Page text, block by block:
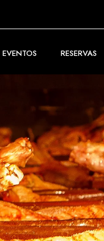
EVENTOS RESERVAS